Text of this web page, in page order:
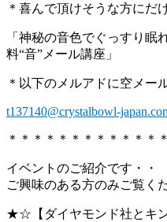
＊喜んで頂けそうな方にだ
「神秘の音色でぐっすり眠
料“音”メール講座」
＊以下のメルアドに空メー
t137140@crystalbowl-
＊＊＊＊＊＊＊＊＊＊＊＊
イベントのご紹介です・・
ご興味のある方のみご覧く
★☆【ダイヤモンド社とキ